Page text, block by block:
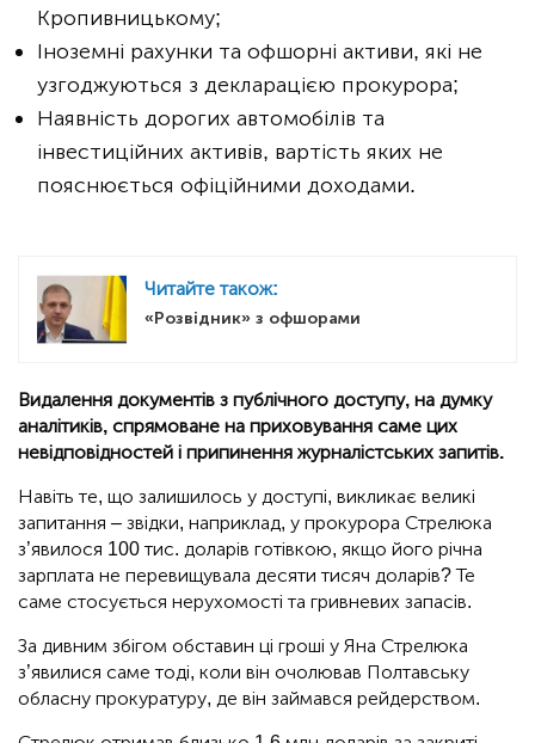
Кропивницькому;
Іноземні рахунки та офшорні активи, які не
узгоджуються з декларацією прокурора;
Наявність дорогих автомобілів та
інвестиційних активів, вартість яких не
пояснюється офіційними доходами.
Читайте також:
«Розвідник» з офшорами
Видалення документів з публічного доступу, на думку
аналітиків, спрямоване на приховування саме цих
невідповідностей і припинення журналістських запитів.
Навіть те, що залишилось у доступі, викликає великі
запитання – звідки, наприклад, у прокурора Стрелюка
з’явилося 100 тис. доларів готівкою, якщо його річна
зарплата не перевищувала десяти тисяч доларів? Те
саме стосується нерухомості та гривневих запасів.
За дивним збігом обставин ці гроші у Яна Стрелюка
з’явилися саме тоді, коли він очолював Полтавську
обласну прокуратуру, де він займався рейдерством.